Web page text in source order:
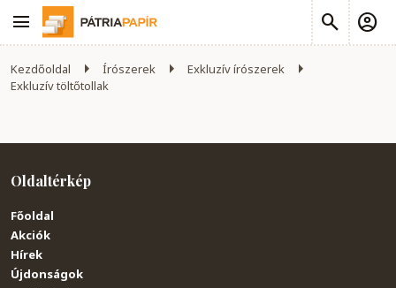
Kezdőoldal Írószerek
Exkluzív írószerek
Exkluzív töltőtollak
Oldaltérkép
Főoldal
Akciók
Hírek
Újdonságok